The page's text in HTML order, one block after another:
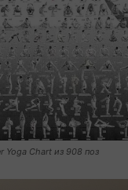
Chart из 908 поз